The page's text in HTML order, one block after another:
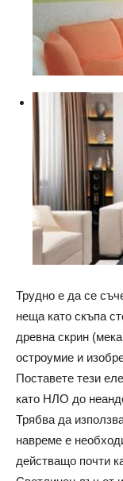
Трудно е да се
неща като скъпа
древна скрин
остроумие и
Поставете тези
като НЛО до
Трябва да
навреме е
действащо почти